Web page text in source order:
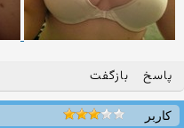
پاسخ بازگفت
کاربر